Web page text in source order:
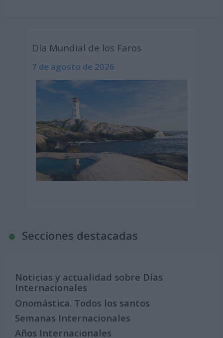
Día Mundial de los Faros
7 de agosto de 2026
Secciones destacadas
Noticias y actualidad sobre Días
Internacionales
Onomástica. Todos los santos
Semanas Internacionales
Años Internacionales